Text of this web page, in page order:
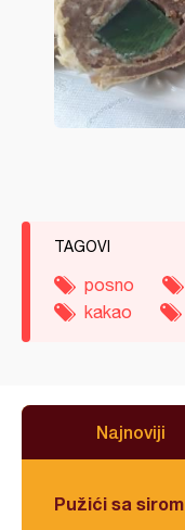
TAGOVI
posno
kakao
Najnoviji
Pužići sa sirom